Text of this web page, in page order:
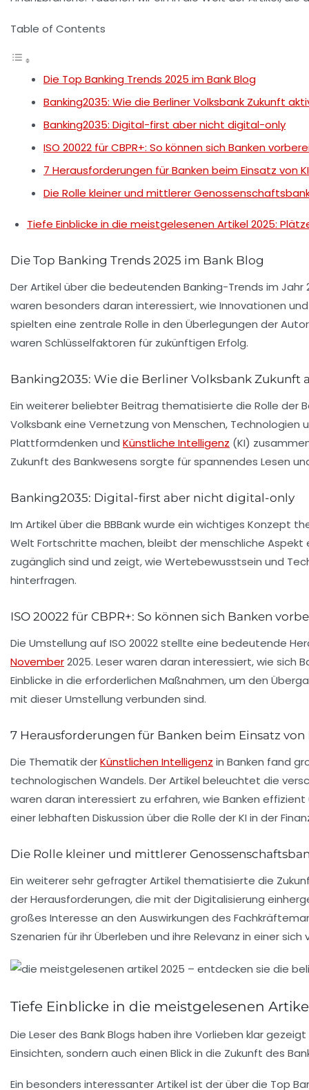
Table of Contents
Die Top Banking Trends 2025 im Bank Blog
Banking2035: Wie die Berliner Volksbank Zukunft
Banking2035: Digital-first aber nicht digital-only
ISO 20022 für CBPR+: So können sich Banken
7 Herausforderungen für Banken beim Einsatz von KI
Die Rolle kleiner und mittlerer
Tiefe Einblicke in die meistgelesenen Artikel 2025:
Die Top Banking Trends 2025 im Bank Blog
Der Artikel über die bedeutenden Banking-Trends im Jahr
waren besonders daran interessiert, wie Innovationen
spielten eine zentrale Rolle in den Überlegungen der
waren Schlüsselfaktoren für zukünftigen Erfolg.
Banking2035: Wie die Berliner Volksbank
Ein weiterer beliebter Beitrag thematisierte die Rolle der
Volksbank eine Vernetzung von Menschen, Technologien
Plattformdenken und Künstliche Intelligenz (KI)
Zukunft des Bankwesens sorgte für spannendes Lesen
Banking2035: Digital-first aber nicht digital-only
Im Artikel über die BBBankwurde ein wichtiges Konzept
Welt Fortschritte machen, bleibt der menschliche
zugänglich sind und zeigt, wie Wertebewusstsein und
hinterfragen.
ISO 20022 für CBPR+: So können sich Banken
Die Umstellung auf ISO 20022stellte eine bedeutende
November2025. Leser waren daran interessiert, wie sich
Einblicke in die erforderlichen Maßnahmen, um den
mit dieser Umstellung verbunden sind.
7 Herausforderungen für Banken beim Einsatz von
Die Thematik derKünstlichen Intelligenz in Banken fand
technologischen Wandels. Der Artikel beleuchtet die
waren daran interessiert zu erfahren, wie Banken
einer lebhaften Diskussion über die Rolle der KI in der
Die Rolle kleiner und mittlerer
Ein weiterer sehr gefragter Artikel thematisierte die
der Herausforderungen, die mit der Digitalisierung
großes Interesse an den Auswirkungen des
Szenarien für ihr Überleben und ihre Relevanz in einer
Tiefe Einblicke in die meistgelesenen
Die Leser des Bank Blogs haben ihre Vorlieben klar
Einsichten, sondern auch einen Blick in die Zukunft des
Ein besonders interessanter Artikel ist der über die Top